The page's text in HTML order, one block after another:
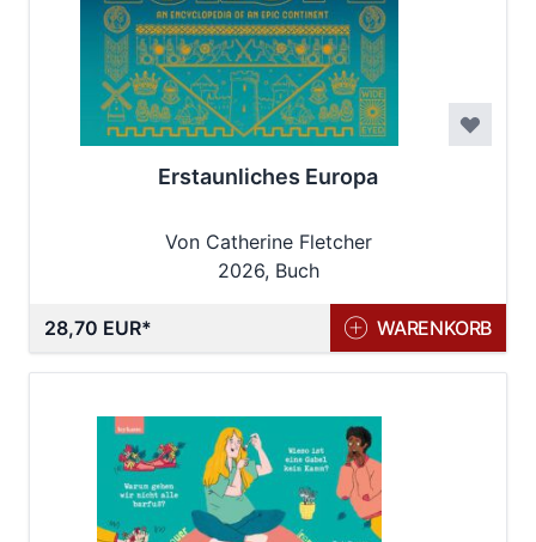
Erstaunliches Europa
Von Catherine Fletcher
2026, Buch
28,70 EUR WARENKORB